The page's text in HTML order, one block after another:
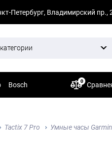
Петербург, Владимирский пр.,
Bosch 0
Tactix 7 Pro Умные часы